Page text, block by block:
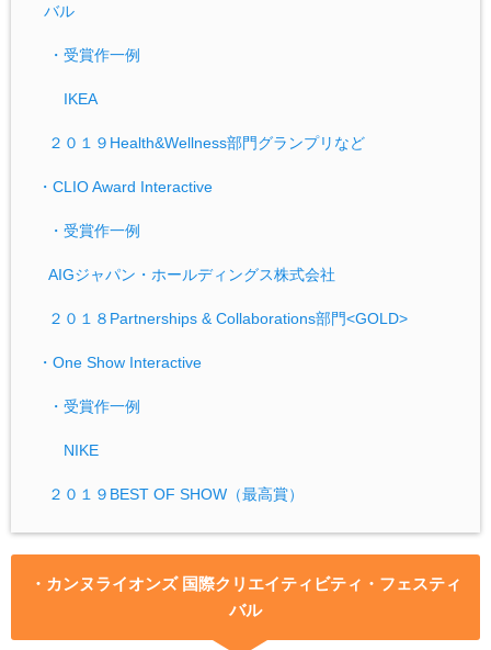
バル
・受賞作一例
IKEA
２０１９Health&Wellness部門グランプリなど
・CLIO Award Interactive
・受賞作一例
AIGジャパン・ホールディングス株式会社
２０１８Partnerships & Collaborations部門<GOLD>
・One Show Interactive
・受賞作一例
NIKE
２０１９BEST OF SHOW（最高賞）
・カンヌライオンズ 国際クリエイティビティ・フェスティ
バル